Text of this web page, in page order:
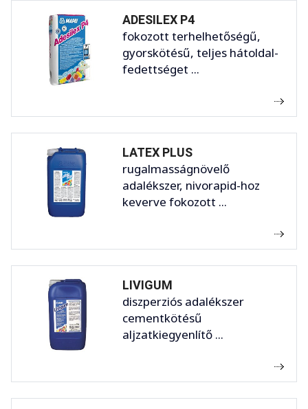
ADESILEX P4
fokozott terhelhetőségű,
gyorskötésű, teljes hátoldal-
fedettséget ...
LATEX PLUS
rugalmasságnövelő
adalékszer, nivorapid-hoz
keverve fokozott ...
LIVIGUM
diszperziós adalékszer
cementkötésű
aljzatkiegyenlítő ...